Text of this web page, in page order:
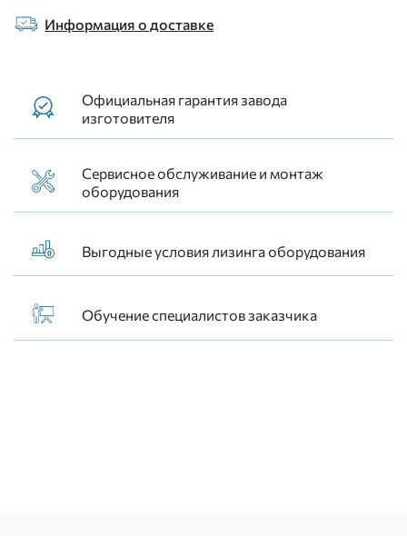
Информация о доставке
Официальная гарантия завода
изготовителя
Сервисное обслуживание и монтаж
оборудования
Выгодные условия лизинга оборудования
Обучение специалистов заказчика